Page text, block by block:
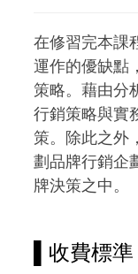
在修習完本課
運作的優缺點
策略。藉由分
行銷策略與實
策。除此之外
劃品牌行銷企
牌決策之中。
收費標準